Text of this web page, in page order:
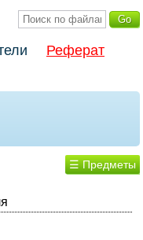
Реферат
☰ Предметы